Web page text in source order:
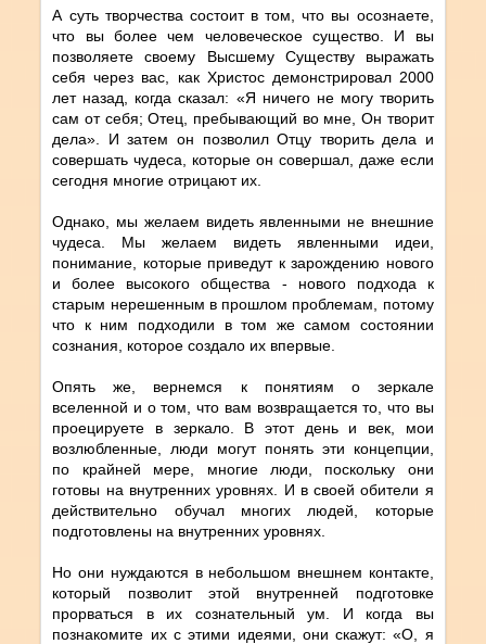
А суть творчества состоит в том, что вы осознаете,
что вы более чем человеческое существо. И вы
позволяете своему Высшему Существу выражать
себя через вас, как Христос демонстрировал 2000
лет назад, когда сказал: «Я ничего не могу творить
сам от себя; Отец, пребывающий во мне, Он творит
дела». И затем он позволил Отцу творить дела и
совершать чудеса, которые он совершал, даже если
сегодня многие отрицают их.
Однако, мы желаем видеть явленными не внешние
чудеса. Мы желаем видеть явленными идеи,
понимание, которые приведут к зарождению нового
и более высокого общества - нового подхода к
старым нерешенным в прошлом проблемам, потому
что к ним подходили в том же самом состоянии
сознания, которое создало их впервые.
Опять же, вернемся к понятиям о зеркале
вселенной и о том, что вам возвращается то, что вы
проецируете в зеркало. В этот день и век, мои
возлюбленные, люди могут понять эти концепции,
по крайней мере, многие люди, поскольку они
готовы на внутренних уровнях. И в своей обители я
действительно обучал многих людей, которые
подготовлены на внутренних уровнях.
Но они нуждаются в небольшом внешнем контакте,
который позволит этой внутренней подготовке
прорваться в их сознательный ум. И когда вы
познакомите их с этими идеями, они скажут: «О, я